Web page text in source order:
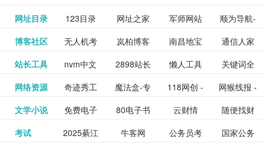
影片的影
讯查询及
购票服
务。你可
流社区 PPT模板
生成
中心
软件应用
下载站
主题模板
下载_爱主
建设 建设 SEO众包
服务平台
深圳网站
建设
更多>>
网址目录 123目录
网
网址之家 军师网站
目录网址
大全
顺为导航-
办公运营
工具导航
易推分类
目录网
更多>>
博客社区 无人机考
证资讯网
岚柏博客 南昌地宝
网_南昌论
坛
通信人家
园
精易论坛 更多>>
站长工具 nvm中文
网
2898站长
资源平台
懒人工具 关键词全
网指数查
询
SEO工具
- 站长之家
更多>>
网络资源 奇迹秀工
具箱-设计
师必备设
魔法盒-专
业的游戏
动画特效
118网创 -
创业项目
资源分享
网猴线报 -
一个简单
且纯粹的
线报酷 -
专注线报
更多>>
文学小说 免费电子
书下载
80电子书
_八零电子
云财情 随便找财
经网
钱如故 更多>>
考试 2025綦江 牛客网 公务员考 国家公务